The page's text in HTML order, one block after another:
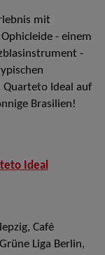
mit
- einem
-
Quarteto Ideal auf
Brasilien!
Ideal
Café
Liga Berlin,